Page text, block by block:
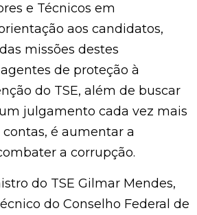
e Técnicos em
aos candidatos,
missões destes
de proteção à
do TSE, além de buscar
julgamento cada vez mais
é aumentar a
a corrupção.
do TSE Gilmar Mendes,
do Conselho Federal de